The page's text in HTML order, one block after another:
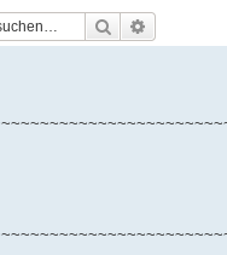
Suche